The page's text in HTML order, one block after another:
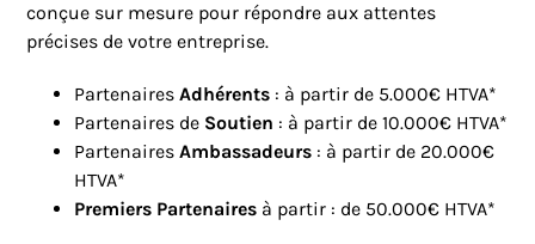
conçue sur mesure pour répondre aux attentes
précises de votre entreprise.
PartenairesAdhérents : à partir de 5.000€ HTVA*
Partenaires de Soutien : à partir de 10.000€ HTVA*
PartenairesAmbassadeurs : à partir de 20.000€
HTVA*
Premiers Partenaires à partir : de 50.000€ HTVA*